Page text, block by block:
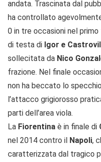
andata. Trascinata dal
ha controllato
0 in tre occasioni nel
di testa di Igor e
sollecitata da Nico
frazione. Nel finale
non ha beccato lo
l’attacco grigiorosso
parti dell’area viola.
La Fiorentina è in finale di
nel 2014 contro il Napoli,
caratterizzata dal tragico